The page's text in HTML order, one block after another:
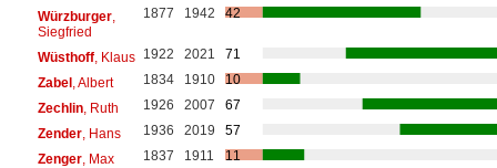
Würzburger,
Siegfried
1877 1942 42
Wüsthoff, Klaus 1922 2021
71
Zabel, Albert 1834 1910
10
Zechlin, Ruth 1926 2007
67
Zender, Hans 1936 2019
57
Zenger, Max 1837 1911
11